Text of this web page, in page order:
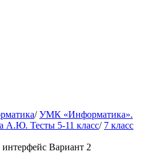
/ УМК «Информатика».
А.Ю. Тесты 5-11 класс/ 7 класс
интерфейс Вариант 2